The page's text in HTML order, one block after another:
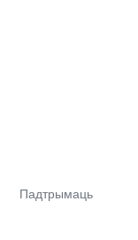
Падтрымаць